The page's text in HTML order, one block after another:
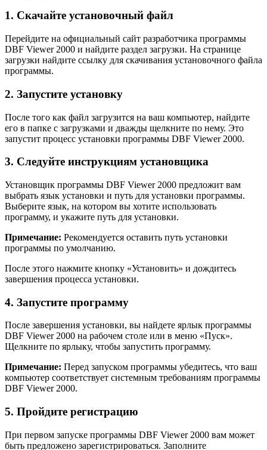
1. Скачайте установочный файл
Перейдите на официальный сайт разработчика программы
DBF Viewer 2000 и найдите раздел загрузки. На странице
загрузки найдите ссылку для скачивания установочного файла
программы.
2. Запустите установку
После того как файл загрузится на ваш компьютер, найдите
его в папке с загрузками и дважды щелкните по нему. Это
запустит процесс установки программы DBF Viewer 2000.
3. Следуйте инструкциям установщика
Установщик программы DBF Viewer 2000 предложит вам
выбрать язык установки и путь для установки программы.
Выберите язык, на котором вы хотите использовать
программу, и укажите путь для установки.
Примечание: Рекомендуется оставить путь установки
программы по умолчанию.
После этого нажмите кнопку «Установить» и дождитесь
завершения процесса установки.
4. Запустите программу
После завершения установки, вы найдете ярлык программы
DBF Viewer 2000 на рабочем столе или в меню «Пуск».
Щелкните по ярлыку, чтобы запустить программу.
Примечание: Перед запуском программы убедитесь, что ваш
компьютер соответствует системным требованиям программы
DBF Viewer 2000.
5. Пройдите регистрацию
При первом запуске программы DBF Viewer 2000 вам может
быть предложено зарегистрироваться. Заполните